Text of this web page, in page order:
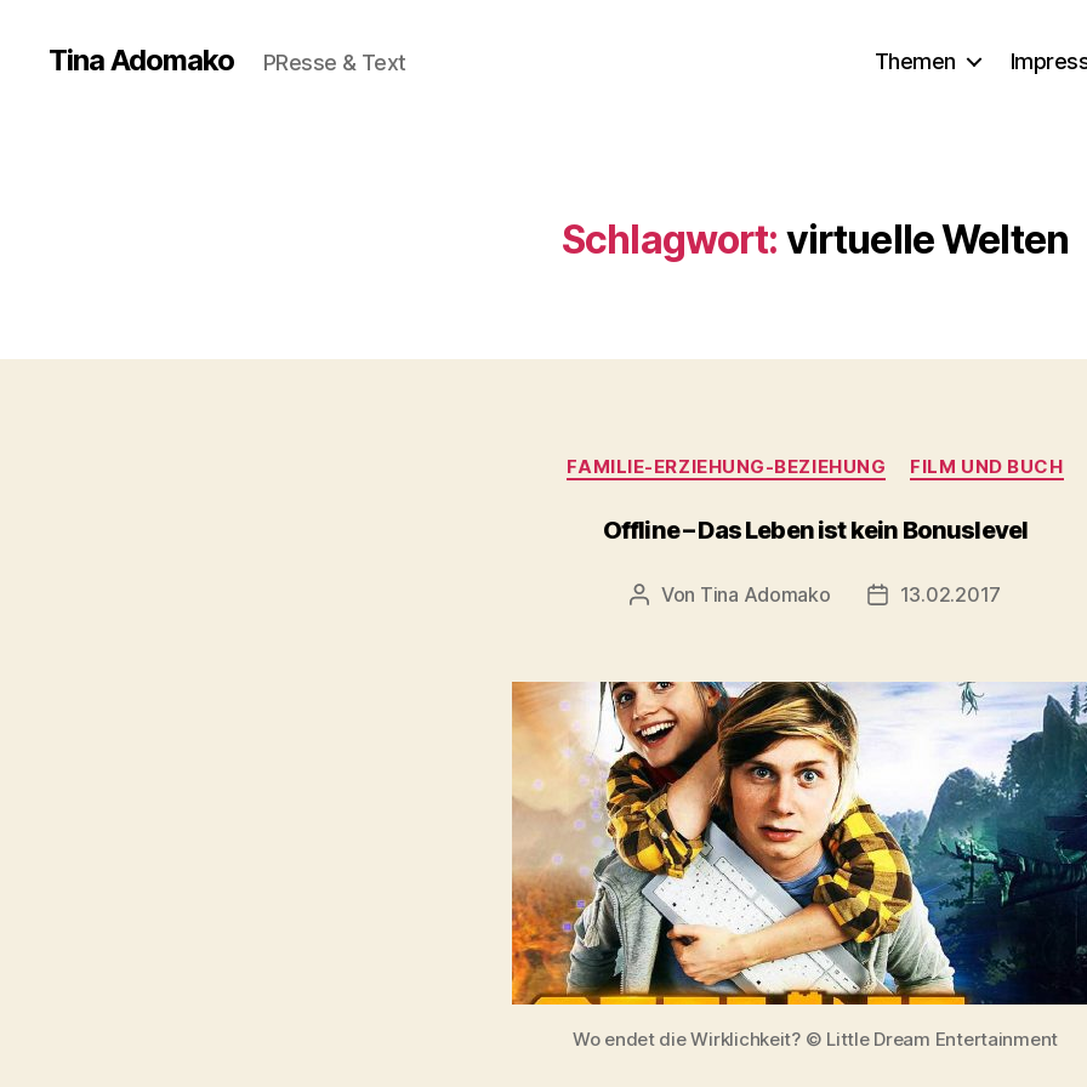
Tina Adomako PResse & Text Themen
Schlagwort: virtuelle Welten
Kategorien
FAMILIE-ERZIEHUNG-BEZIEHUNG FILM UND BUCH
Offline – Das Leben ist kein Bonuslevel
Beitragsautor
Von Tina Adomako 13.02.2017
Wo endet die Wirklichkeit? © Little Dream Entertainment